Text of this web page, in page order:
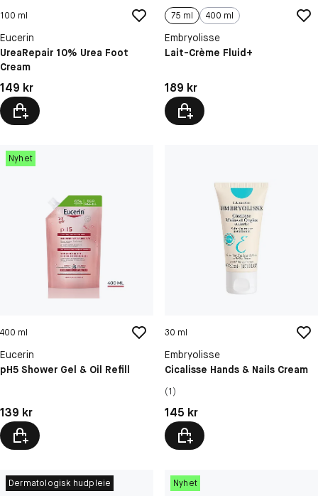
100 ml
Eucerin
UreaRepair 10% Urea Foot
Cream
Pris: 149 kr
149 kr
75 ml 400 ml
Embryolisse
Lait-Crème Fluid+
Pris: 189 kr
189 kr
Nyhet
400 ml
Eucerin
pH5 Shower Gel & Oil Refill
Pris: 139 kr
139 kr
30 ml
Embryolisse
Cicalisse Hands & Nails Cream
(1)
Pris: 145 kr
145 kr
Dermatologisk hudpleie Nyhet